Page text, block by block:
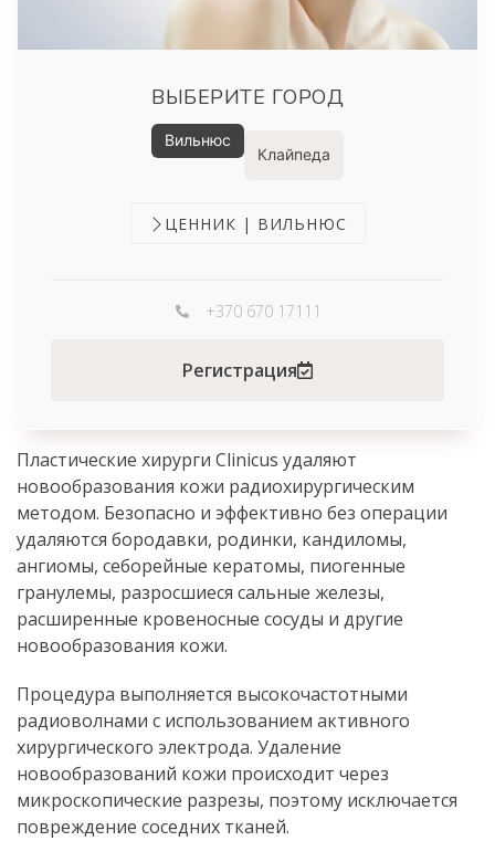
Пластические хирурги Clinicus удаляют
новообразования кожи радиохирургическим
методом. Безопасно и эффективно без операции
удаляются бородавки, родинки, кандиломы,
ангиомы, себорейные кератомы, пиогенные
гранулемы, разросшиеся сальные железы,
расширенные кровеносные сосуды и другие
новообразования кожи.
Процедура выполняется высокочастотными
радиоволнами с использованием активного
хирургического электрода. Удаление
новообразований кожи происходит через
микроскопические разрезы, поэтому исключается
повреждение соседних тканей.
ВЫБЕРИТЕ ГОРОД
Вильнюс
Клайпеда
ЦЕННИК | ВИЛЬНЮС
+370 670 17111
Регистрация